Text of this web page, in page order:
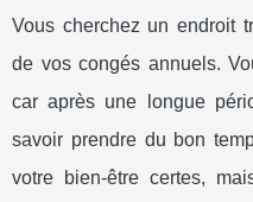
Vous cherchez un endroit
de vos congés annuels.
car après une longue
savoir prendre du bon
votre bien-être certes,